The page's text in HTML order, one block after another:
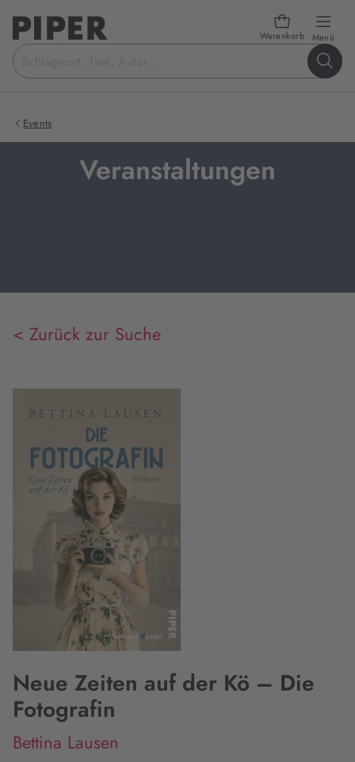
Warenkorb Menü
Suchbegriff
eingeben
Events
Veranstaltungen
< Zurück zur Suche
Neue Zeiten auf der Kö – Die
Fotografin
Bettina Lausen